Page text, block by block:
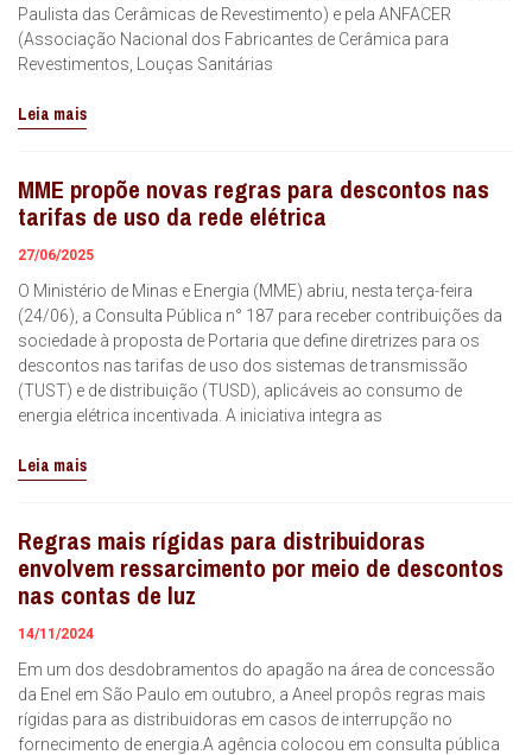
Paulista das Cerâmicas de Revestimento) e pela ANFACER
(Associação Nacional dos Fabricantes de Cerâmica para
Revestimentos, Louças Sanitárias
Leia mais
MME propõe novas regras para descontos nas
tarifas de uso da rede elétrica
27/06/2025
O Ministério de Minas e Energia (MME) abriu, nesta terça-feira
(24/06), a Consulta Pública n° 187 para receber contribuições da
sociedade à proposta de Portaria que define diretrizes para os
descontos nas tarifas de uso dos sistemas de transmissão
(TUST) e de distribuição (TUSD), aplicáveis ao consumo de
energia elétrica incentivada. A iniciativa integra as
Leia mais
Regras mais rígidas para distribuidoras
envolvem ressarcimento por meio de descontos
nas contas de luz
14/11/2024
Em um dos desdobramentos do apagão na área de concessão
da Enel em São Paulo em outubro, a Aneel propôs regras mais
rígidas para as distribuidoras em casos de interrupção no
fornecimento de energia.A agência colocou em consulta pública